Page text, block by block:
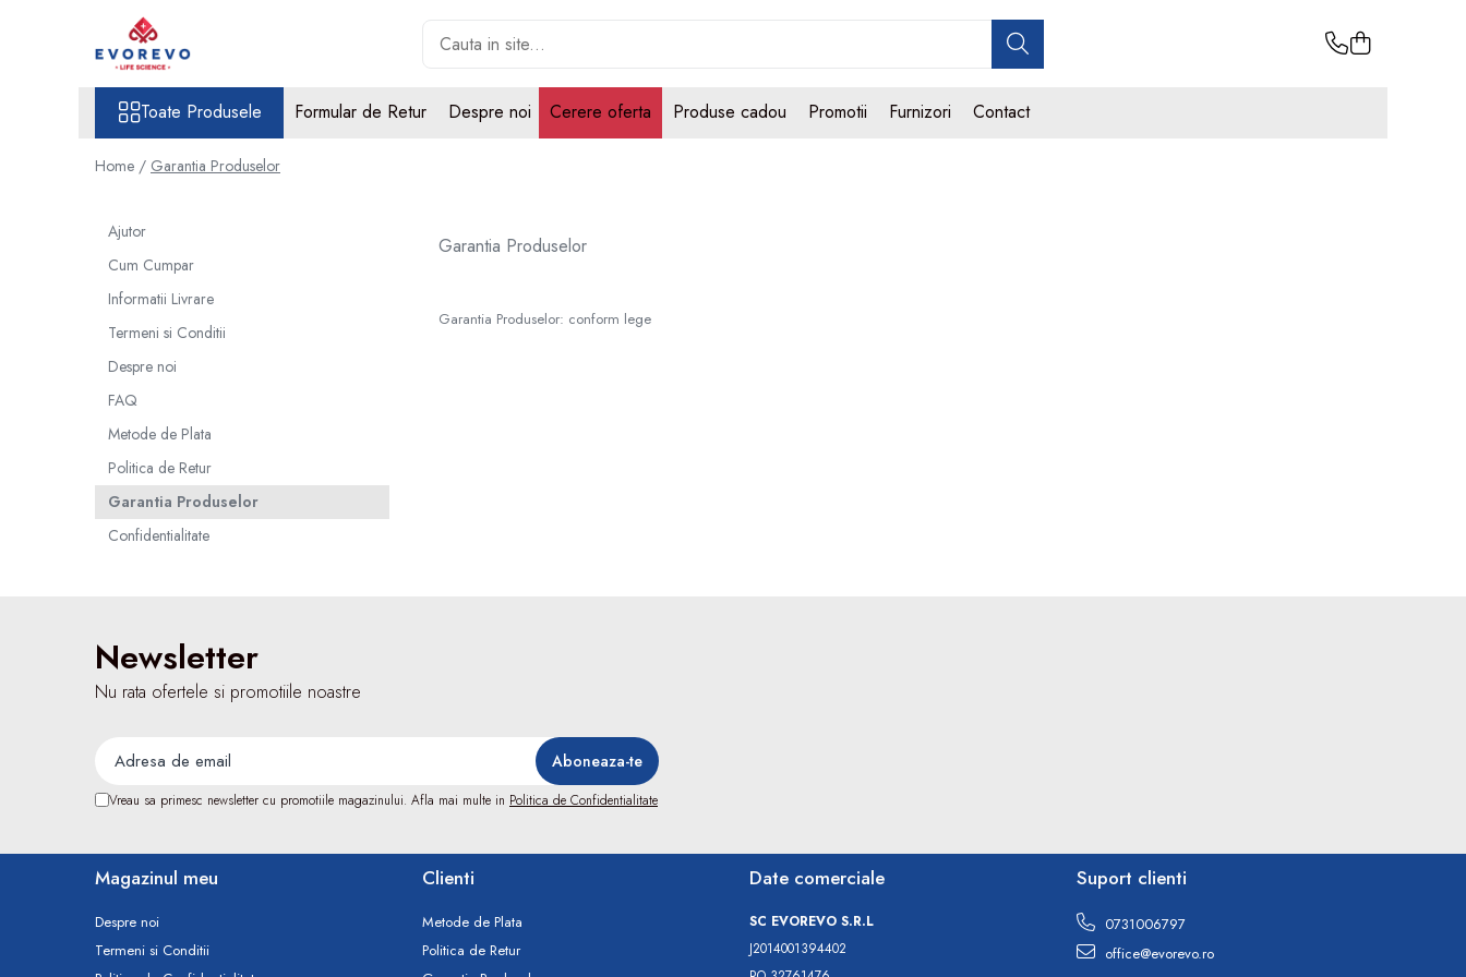
Toate Produsele
Concentratoare oxigen
Cabluri extensie
Lampi operatie
Negatoscoape
Perfuzomate
Oxigenatoare
Statii gaze medicinale
Regulatoare presiune gaze medicinale
Carucioare butelii gaze
Componente statii gaze
Console ATI si UPU
Dispozitive si sisteme de prindere / fixare
Toate Produsele Formular de Retur Despre noi Cerere oferta Produse cadou Promotii Furnizori Contact
Home / Garantia Produselor
Garantia Produselor
Garantia Produselor: conform lege
Ajutor
Cum Cumpar
Informatii Livrare
Termeni si Conditii
Despre noi
FAQ
Metode de Plata
Politica de Retur
Garantia Produselor
Confidentialitate
Newsletter
Nu rata ofertele si promotiile noastre
Vreau sa primesc newsletter cu promotiile magazinului. Afla mai multe in Politica de Confidentialitate
Magazinul meu
Despre noi
Termeni si Conditii
Clienti
Metode de Plata
Politica de Retur
Date comerciale
SC​ ​EVOREVO​ ​S.R.L
J2014001394402
Suport clienti
0731006797
office@evorevo.ro